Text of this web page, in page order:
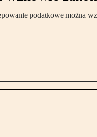
podatkowe można